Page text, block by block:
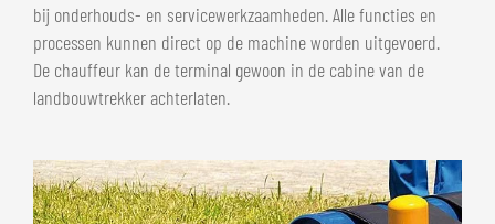
bij onderhouds- en servicewerkzaamheden. Alle functies en
processen kunnen direct op de machine worden uitgevoerd.
De chauffeur kan de terminal gewoon in de cabine van de
landbouwtrekker achterlaten.